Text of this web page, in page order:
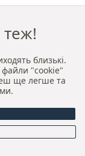
близькі.
файли "cookie"
ще легше та